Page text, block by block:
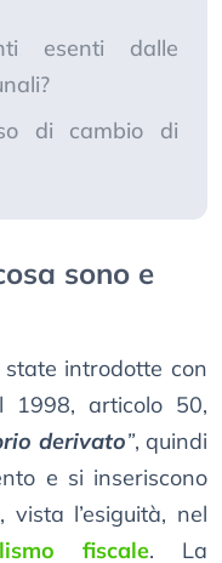
esenti dalle
di cambio di
sono e
state introdotte con
1998, articolo 50,
derivato”, quindi
e si inseriscono
l’esiguità, nel
fiscale. La